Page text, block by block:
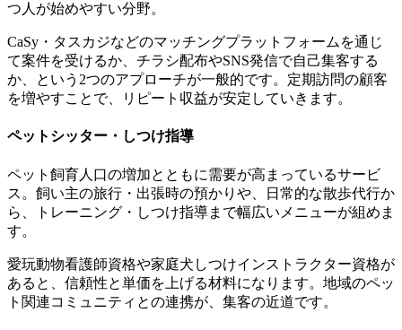
つ人が始めやすい分野。
CaSy・タスカジなどのマッチングプラットフォームを通じ
て案件を受けるか、チラシ配布やSNS発信で自己集客する
か、という2つのアプローチが一般的です。定期訪問の顧客
を増やすことで、リピート収益が安定していきます。
ペットシッター・しつけ指導
ペット飼育人口の増加とともに需要が高まっているサービ
ス。飼い主の旅行・出張時の預かりや、日常的な散歩代行か
ら、トレーニング・しつけ指導まで幅広いメニューが組めま
す。
愛玩動物看護師資格や家庭犬しつけインストラクター資格が
あると、信頼性と単価を上げる材料になります。地域のペッ
ト関連コミュニティとの連携が、集客の近道です。